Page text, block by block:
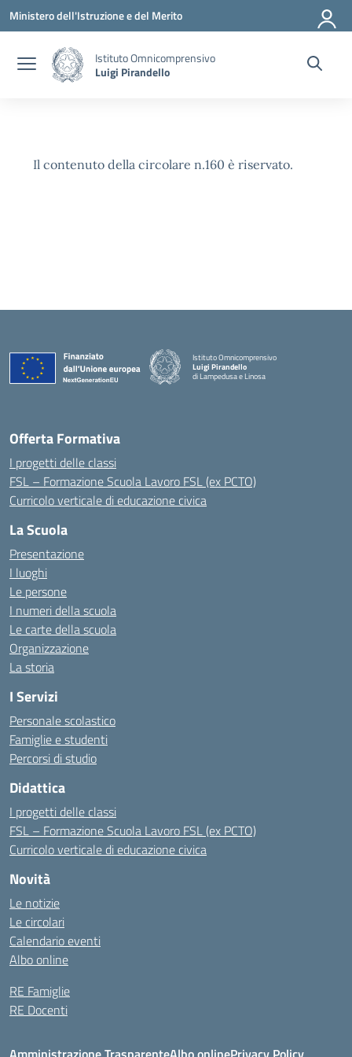
Vai ai contenuti
Vai al menu di navigazione
Vai al footer
Ministero dell'Istruzione e del Merito
Istituto Omnicomprensivo
Luigi Pirandello
Il contenuto della circolare n.160 è riservato.
Istituto Omnicomprensivo
Luigi Pirandello
di Lampedusa e Linosa
Offerta Formativa
I progetti delle classi
FSL – Formazione Scuola Lavoro FSL (ex PCTO)
Curricolo verticale di educazione civica
La Scuola
Presentazione
I luoghi
Le persone
I numeri della scuola
Le carte della scuola
Organizzazione
La storia
I Servizi
Personale scolastico
Famiglie e studenti
Percorsi di studio
Didattica
I progetti delle classi
FSL – Formazione Scuola Lavoro FSL (ex PCTO)
Curricolo verticale di educazione civica
Novità
Le notizie
Le circolari
Calendario eventi
Albo online
RE Famiglie
RE Docenti